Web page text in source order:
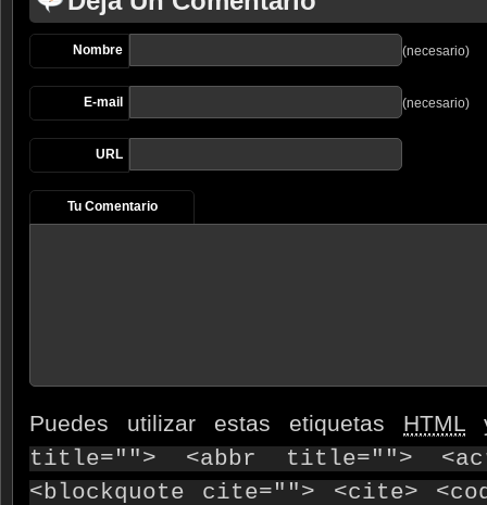
Nombre (necesario)
E-mail (necesario)
URL
Tu Comentario
Puedes utilizar estas etiquetas HTML
title=""> <abbr title="">
<blockquote cite=""> <cite>